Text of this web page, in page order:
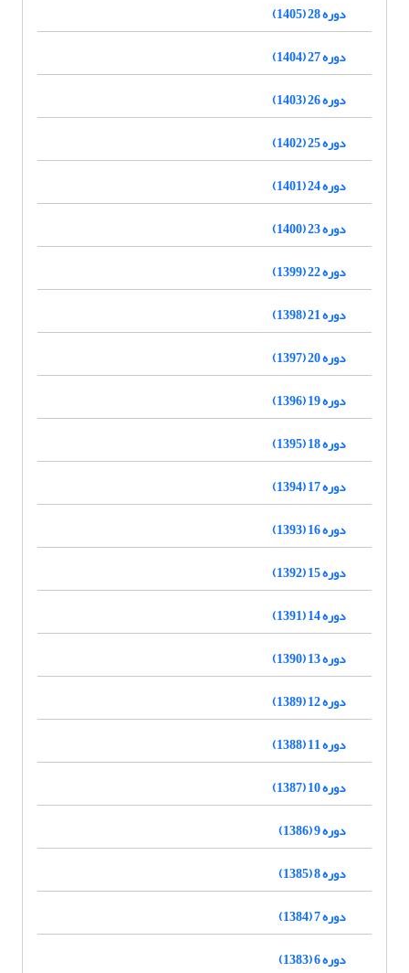
دوره 28 (1405)
دوره 27 (1404)
دوره 26 (1403)
دوره 25 (1402)
دوره 24 (1401)
دوره 23 (1400)
دوره 22 (1399)
دوره 21 (1398)
دوره 20 (1397)
دوره 19 (1396)
دوره 18 (1395)
دوره 17 (1394)
دوره 16 (1393)
دوره 15 (1392)
دوره 14 (1391)
دوره 13 (1390)
دوره 12 (1389)
دوره 11 (1388)
دوره 10 (1387)
دوره 9 (1386)
دوره 8 (1385)
دوره 7 (1384)
دوره 6 (1383)